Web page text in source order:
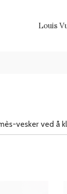
Louis
vesker ved å